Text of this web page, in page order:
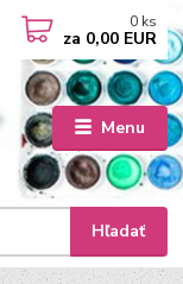
Menu
Hľadať
0 ks
za 0,00 EUR